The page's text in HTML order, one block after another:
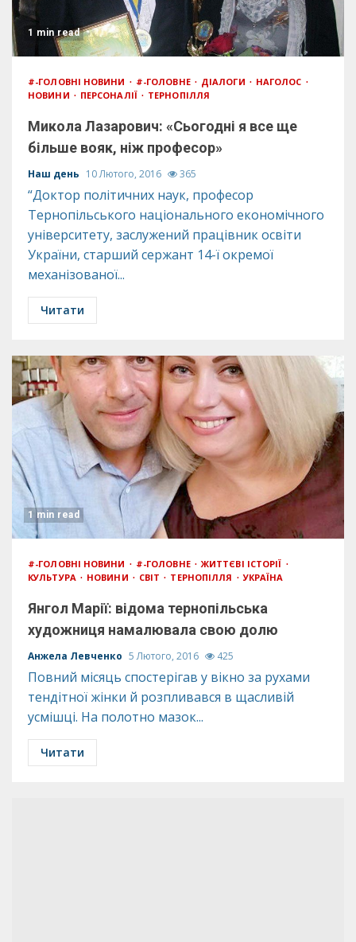
1 min read
#-ГОЛОВНІ НОВИНИ #-ГОЛОВНЕ ДІАЛОГИ
НАГОЛОС
НОВИНИ
ПЕРСОНАЛІЇ ТЕРНОПІЛЛЯ
Микола Лазарович: «Сьогодні я все ще
більше вояк, ніж професор»
Наш день 10 Лютого, 2016 365
“Доктор політичних наук, професор
Тернопільського національного економічного
університету, заслужений працівник освіти
України, старший сержант 14-ї окремої
механізованої...
Читати
1 min read
#-ГОЛОВНІ НОВИНИ #-ГОЛОВНЕ
ЖИТТЄВІ ІСТОРІЇ
КУЛЬТУРА
НОВИНИ СВІТ ТЕРНОПІЛЛЯ УКРАЇНА
Янгол Марії: відома тернопільська
художниця намалювала свою долю
Анжела Левченко 5 Лютого, 2016 425
Повний місяць спостерігав у вікно за рухами
тендітної жінки й розпливався в щасливій
усмішці. На полотно мазок...
Читати